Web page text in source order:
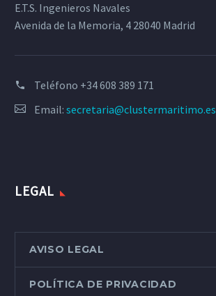
E.T.S. Ingenieros Navales
Avenida de la Memoria, 4 28040 Madrid
Teléfono +34 608 389 171
Email: secretaria@clustermaritimo.es
LEGAL
AVISO LEGAL
POLÍTICA DE PRIVACIDAD